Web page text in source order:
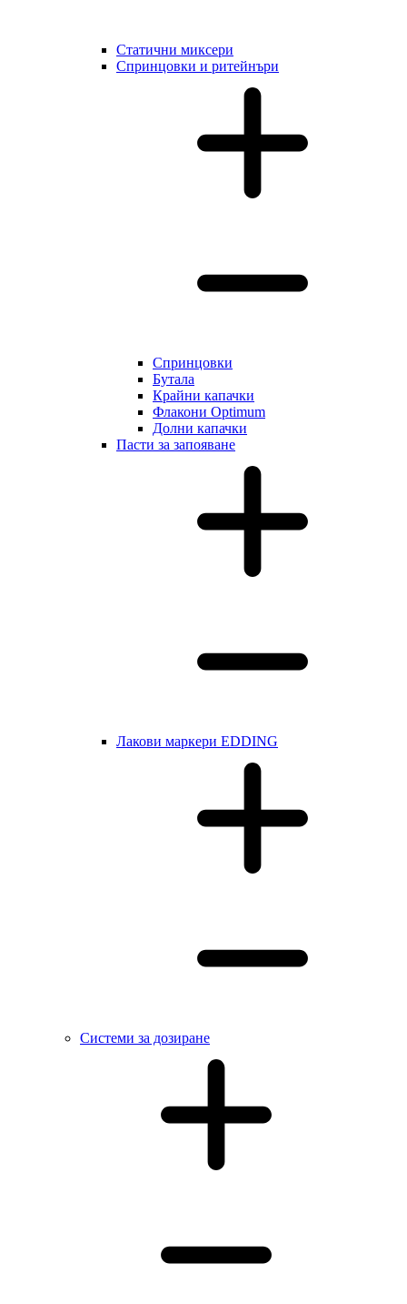
Статични миксери
Cпринцовки и ритейнъри
Cпринцовки
Бутала
Крайни капачки
Флакони Optimum
Долни капачки
Пасти за запояване
Лакови маркери EDDING
Системи за дозиране